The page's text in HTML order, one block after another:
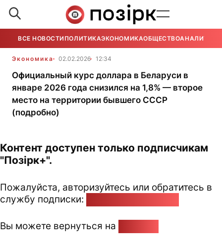
ВСЕ НОВОСТИ ПОЛИТИКАЭКОНОМИКАОБЩЕСТВОАНАЛИТИКА
Экономика 02.02.2026 12:34
Официальный курс доллара в Беларуси в
январе 2026 года снизился на 1,8% — второе
место на территории бывшего СССР
(подробно)
Контент доступен только подписчикам
"Позірк+".
Пожалуйста, авторизуйтесь или обратитесь в
службу подписки:
Вы можете вернуться на